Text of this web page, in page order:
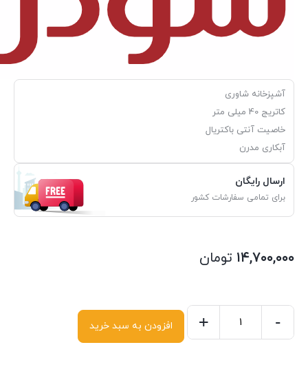
آشپزخانه شاوری
کاتریج 40 میلی متر
خاصیت آنتی باکتریال
آبکاری مدرن
ارسال رایگان
برای تمامی سفارشات کشور
۱۴,۷۰۰,۰۰۰ تومان
-
+ افزودن به سبد خرید